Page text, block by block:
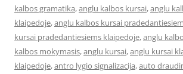
kalbos gramatika,anglu kalbos kursai,anglu
klaipedoje,anglu kalbos kursai
kursai pradedantiesiems klaipedoje,anglu
kalbos mokymasis,anglu kursai,anglu kursai
klaipedoje,antro lygio signalizacija,auto